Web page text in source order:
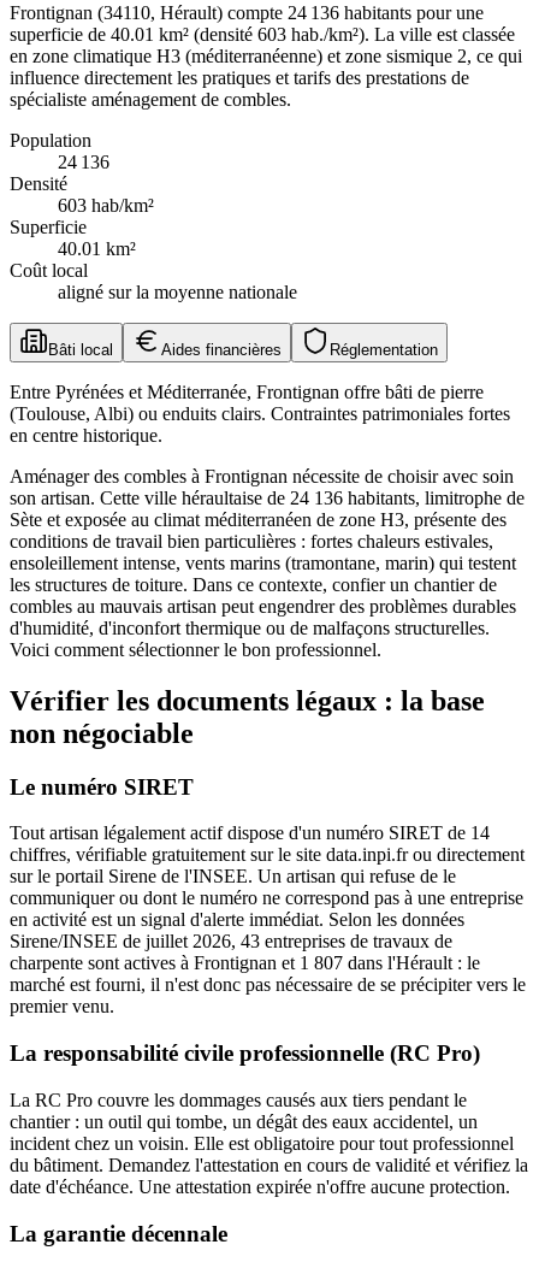
Frontignan (34110, Hérault) compte 24 136 habitants pour une
superficie de 40.01 km² (densité 603 hab./km²). La ville est classée
en zone climatique H3 (méditerranéenne) et zone sismique 2, ce qui
influence directement les pratiques et tarifs des prestations de
spécialiste aménagement de combles.
Population
24 136
Densité
603 hab/km²
Superficie
40.01 km²
Coût local
aligné sur la moyenne nationale
Bâti local Aides financières Réglementation
Entre Pyrénées et Méditerranée, Frontignan offre bâti de pierre
(Toulouse, Albi) ou enduits clairs. Contraintes patrimoniales fortes
en centre historique.
Aménager des combles à Frontignan nécessite de choisir avec soin
son artisan. Cette ville héraultaise de 24 136 habitants, limitrophe de
Sète et exposée au climat méditerranéen de zone H3, présente des
conditions de travail bien particulières : fortes chaleurs estivales,
ensoleillement intense, vents marins (tramontane, marin) qui testent
les structures de toiture. Dans ce contexte, confier un chantier de
combles au mauvais artisan peut engendrer des problèmes durables
d'humidité, d'inconfort thermique ou de malfaçons structurelles.
Voici comment sélectionner le bon professionnel.
Vérifier les documents légaux : la base
non négociable
Le numéro SIRET
Tout artisan légalement actif dispose d'un numéro SIRET de 14
chiffres, vérifiable gratuitement sur le site data.inpi.fr ou directement
sur le portail Sirene de l'INSEE. Un artisan qui refuse de le
communiquer ou dont le numéro ne correspond pas à une entreprise
en activité est un signal d'alerte immédiat. Selon les données
Sirene/INSEE de juillet 2026, 43 entreprises de travaux de
charpente sont actives à Frontignan et 1 807 dans l'Hérault : le
marché est fourni, il n'est donc pas nécessaire de se précipiter vers le
premier venu.
La responsabilité civile professionnelle (RC Pro)
La RC Pro couvre les dommages causés aux tiers pendant le
chantier : un outil qui tombe, un dégât des eaux accidentel, un
incident chez un voisin. Elle est obligatoire pour tout professionnel
du bâtiment. Demandez l'attestation en cours de validité et vérifiez la
date d'échéance. Une attestation expirée n'offre aucune protection.
La garantie décennale